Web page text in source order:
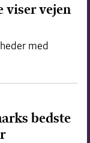
viser vejen
med
bedste